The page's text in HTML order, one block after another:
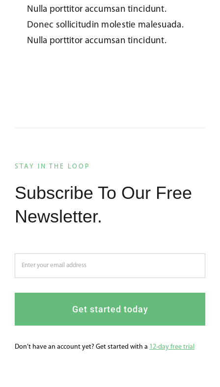
Nulla porttitor accumsan tincidunt.
Donec sollicitudin molestie malesuada.
Nulla porttitor accumsan tincidunt.
STAY IN THE LOOP
Subscribe To Our Free
Newsletter.
Get started today
Don’t have an account yet? Get started with a 12-day free trial